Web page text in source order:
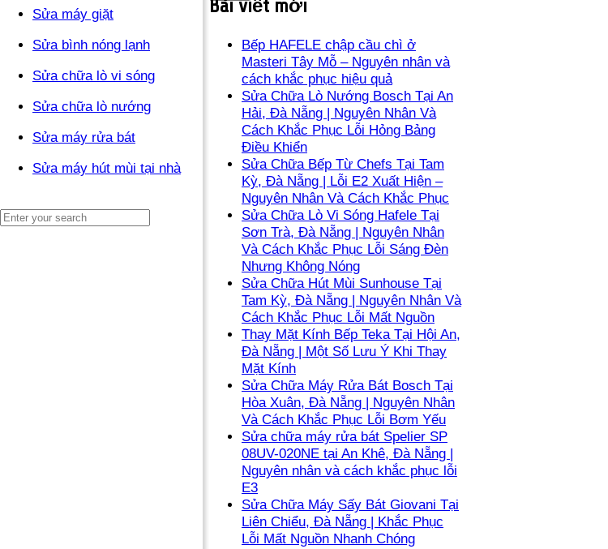
Sửa máy giặt
Sửa bình nóng lạnh
Sửa chữa lò vi sóng
Sửa chữa lò nướng
Sửa máy rửa bát
Sửa máy hút mùi tại nhà
Bài viết mới
Bếp HAFELE chập cầu chì ở
Masteri Tây Mỗ – Nguyên nhân và
cách khắc phục hiệu quả
Sửa Chữa Lò Nướng Bosch Tại An
Hải, Đà Nẵng | Nguyên Nhân Và
Cách Khắc Phục Lỗi Hỏng Bảng
Điều Khiển
Sửa Chữa Bếp Từ Chefs Tại Tam
Kỳ, Đà Nẵng | Lỗi E2 Xuất Hiện –
Nguyên Nhân Và Cách Khắc Phục
Sửa Chữa Lò Vi Sóng Hafele Tại
Sơn Trà, Đà Nẵng | Nguyên Nhân
Và Cách Khắc Phục Lỗi Sáng Đèn
Nhưng Không Nóng
Sửa Chữa Hút Mùi Sunhouse Tại
Tam Kỳ, Đà Nẵng | Nguyên Nhân Và
Cách Khắc Phục Lỗi Mất Nguồn
Thay Mặt Kính Bếp Teka Tại Hội An,
Đà Nẵng | Một Số Lưu Ý Khi Thay
Mặt Kính
Sửa Chữa Máy Rửa Bát Bosch Tại
Hòa Xuân, Đà Nẵng | Nguyên Nhân
Và Cách Khắc Phục Lỗi Bơm Yếu
Sửa chữa máy rửa bát Spelier SP
08UV-020NE tại An Khê, Đà Nẵng |
Nguyên nhân và cách khắc phục lỗi
E3
Sửa Chữa Máy Sấy Bát Giovani Tại
Liên Chiểu, Đà Nẵng | Khắc Phục
Lỗi Mất Nguồn Nhanh Chóng